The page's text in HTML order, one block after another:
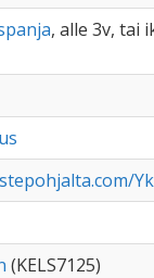
, alle 3v, tai
(KELS7125)